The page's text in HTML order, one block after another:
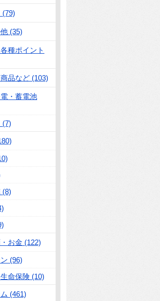
(79)
(35)
種ポイント
品など (103)
・蓄電池
(7)
(8)
お金 (122)
(96)
命保険 (10)
(461)